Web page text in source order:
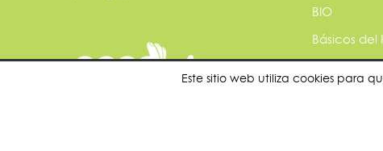
Este sitio web utiliza cookies para
BIO
Básicos del